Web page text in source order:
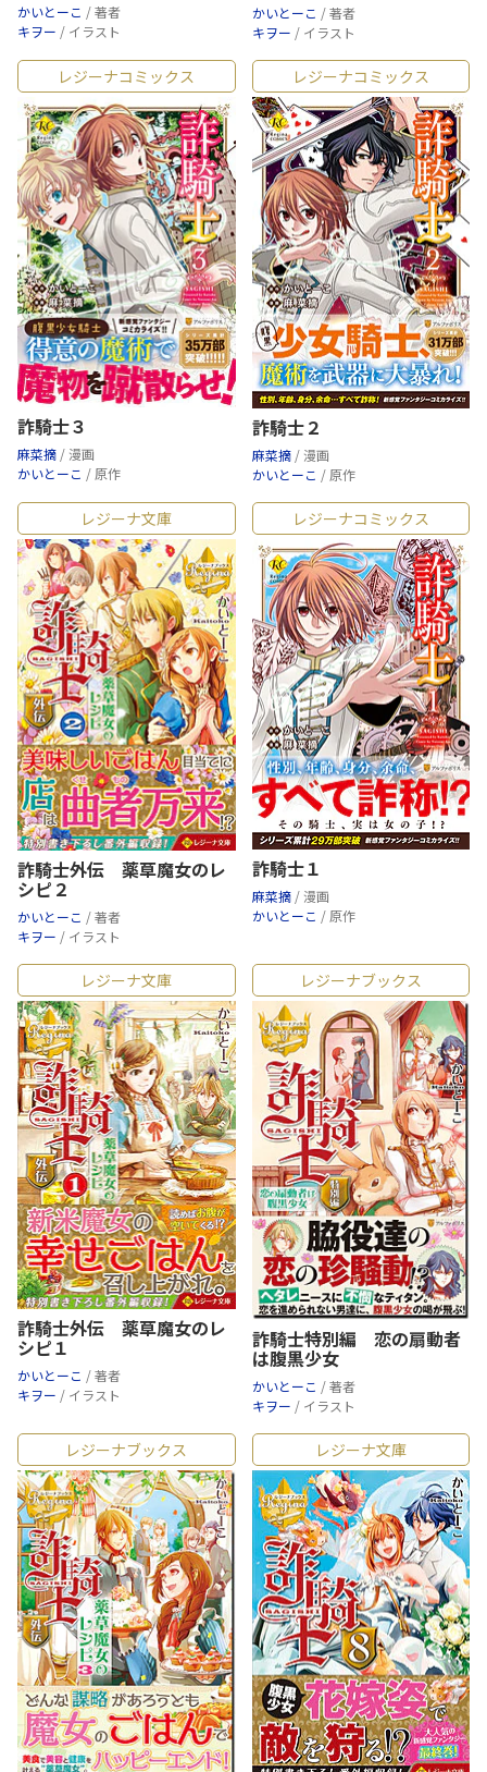
かいとーこ / 著者
キヲー / イラスト
かいとーこ / 著者
キヲー / イラスト
レジーナコミックス
詐騎士３
麻菜摘 / 漫画
かいとーこ / 原作
レジーナコミックス
詐騎士２
麻菜摘 / 漫画
かいとーこ / 原作
レジーナ文庫
詐騎士外伝 薬草魔女のレ
シピ２
かいとーこ / 著者
キヲー / イラスト
レジーナコミックス
詐騎士１
麻菜摘 / 漫画
かいとーこ / 原作
レジーナ文庫
詐騎士外伝 薬草魔女のレ
シピ１
かいとーこ / 著者
キヲー / イラスト
レジーナブックス
詐騎士特別編 恋の扇動者
は腹黒少女
かいとーこ / 著者
キヲー / イラスト
レジーナブックス レジーナ文庫